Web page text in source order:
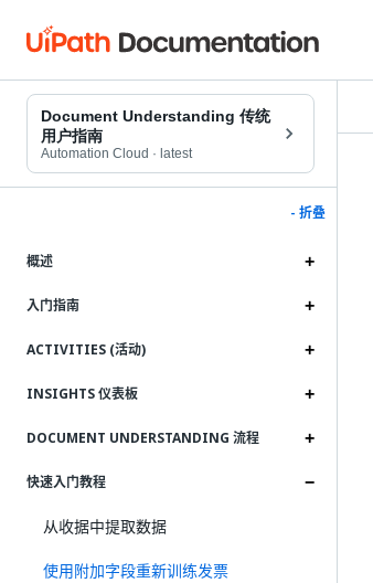
Document Understanding 传统
用户指南
Automation Cloud · latest
- 折叠
概述
入门指南
ACTIVITIES (活动)
INSIGHTS 仪表板
DOCUMENT UNDERSTANDING 流程
快速入门教程
从收据中提取数据
使用附加字段重新训练发票